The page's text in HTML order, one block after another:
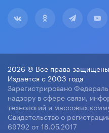
2026 © Все права
Издается с 2003 года
Зарегистрировано
надзору в сфере связи,
технологий и массовых
Свидетельство о
69792 от 18.05.2017